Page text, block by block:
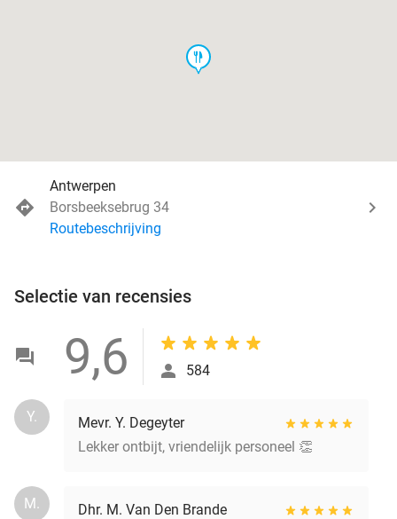
food
Antwerpen
Borsbeeksebrug 34
Routebeschrijving
Selectie van recensies
9,6 584
Y.
Mevr. Y. Degeyter
Lekker ontbijt, vriendelijk personeel 👏
M. Dhr. M. Van Den Brande